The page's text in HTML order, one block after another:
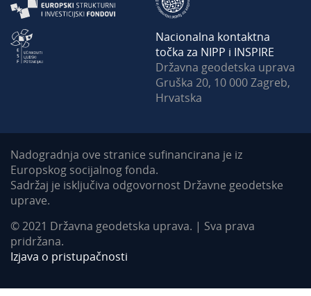
Nacionalna kontaktna
točka za NIPP i INSPIRE
Državna geodetska uprava
Gruška 20, 10 000 Zagreb,
Hrvatska
Nadogradnja ove stranice sufinancirana je iz
Europskog socijalnog fonda.
Sadržaj je isključiva odgovornost Državne geodetske
uprave.
© 2021 Državna geodetska uprava. | Sva prava
pridržana.
Izjava o pristupačnosti